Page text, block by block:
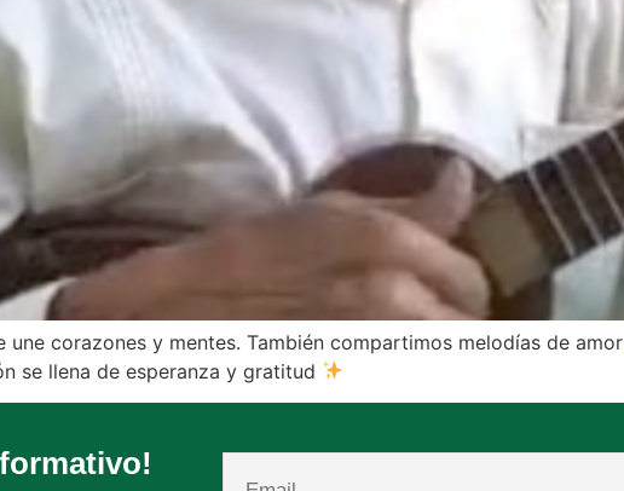
une corazones y mentes. También compartimos melodías de amor
se llena de esperanza y gratitud